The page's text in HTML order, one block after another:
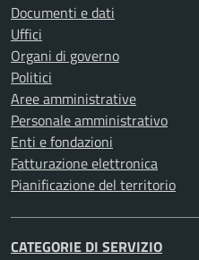
Documenti e dati
Uffici
Organi di governo
Politici
Aree amministrative
Personale amministrativo
Enti e fondazioni
Fatturazione elettronica
Pianificazione del territorio
CATEGORIE DI SERVIZIO